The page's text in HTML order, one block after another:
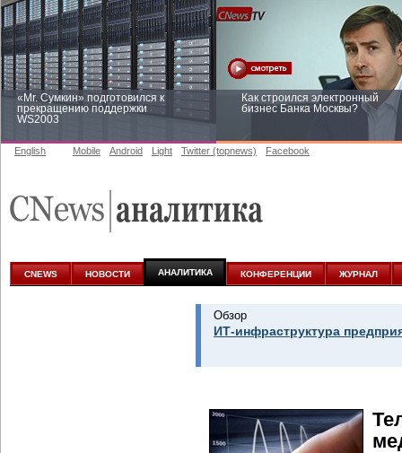
«Mr. Сумкин» подготовился к
прекращению поддержки
WS2003
Как строился электронный
бизнес Банка Москвы?
аналитике
English Mobile Android Light Twitter (topnews) Facebook
CNEWS НОВОСТИ АНАЛИТИКА КОНФЕРЕНЦИИ ЖУРНАЛ
Обзор
ИТ-инфраструктура